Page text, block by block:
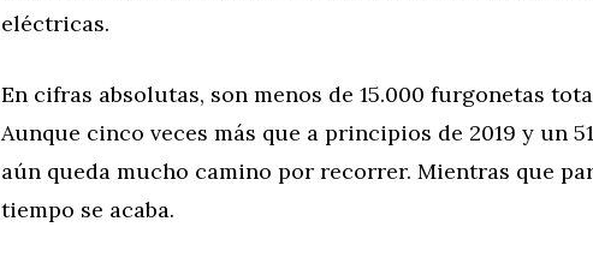
eléctricas.
En cifras absolutas, son menos de 15.000 furgonetas
Aunque cinco veces más que a principios de 2019 y un
aún queda mucho camino por recorrer. Mientras que
tiempo se acaba.